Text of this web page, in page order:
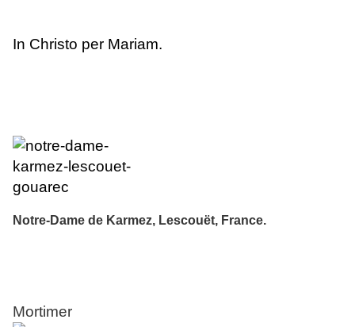
In Christo per Mariam.
Notre-Dame de Karmez Lescouët France
Mortimer